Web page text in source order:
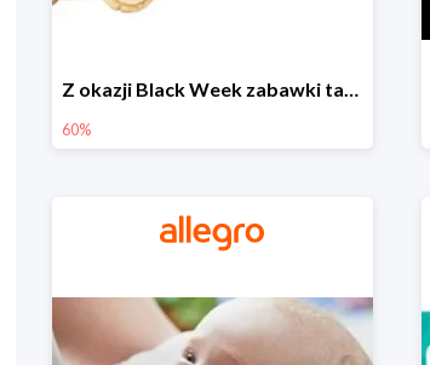
Z okazji Black Week zabawki taniej na allegro.pl
60%